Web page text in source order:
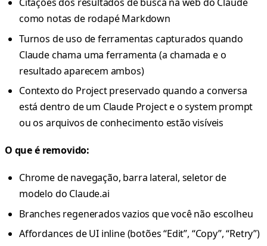
como notas de rodapé Markdown
Turnos de uso de ferramentas capturados quando
Claude chama uma ferramenta (a chamada e o
resultado aparecem ambos)
Contexto do Project preservado quando a conversa
está dentro de um Claude Project e o system prompt
ou os arquivos de conhecimento estão visíveis
O que é removido:
Chrome de navegação, barra lateral, seletor de
modelo do Claude.ai
Branches regenerados vazios que você não escolheu
Affordances de UI inline (botões “Edit”, “Copy”, “Retry”)